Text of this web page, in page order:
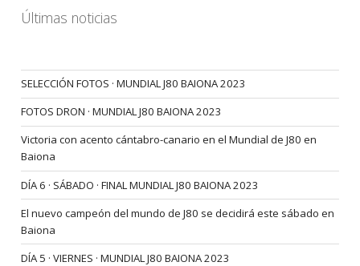
Últimas noticias
SELECCIÓN FOTOS · MUNDIAL J80 BAIONA 2023
FOTOS DRON · MUNDIAL J80 BAIONA 2023
Victoria con acento cántabro-canario en el Mundial de J80 en
Baiona
DÍA 6 · SÁBADO · FINAL MUNDIAL J80 BAIONA 2023
El nuevo campeón del mundo de J80 se decidirá este sábado en
Baiona
DÍA 5 · VIERNES · MUNDIAL J80 BAIONA 2023